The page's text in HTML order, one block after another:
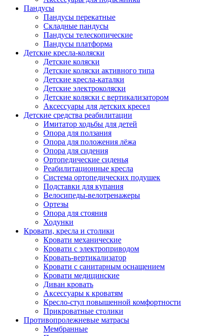
Пандусы
Пандусы перекатные
Складные пандусы
Пандусы телескопические
Пандусы платформа
Детские кресла-коляски
Детские коляски
Детские коляски активного типа
Детские кресла-каталки
Детские электроколяски
Детские коляски с вертикализатором
Аксессуары для детских кресел
Детские средства реабилитации
Имитатор ходьбы для детей
Опора для ползания
Опора для положения лёжа
Опора для сидения
Ортопедические сиденья
Реабилитационные кресла
Система ортопедических подушек
Подставки для купания
Велосипеды-велотренажеры
Ортезы
Опора для стояния
Ходунки
Кровати, кресла и столики
Кровати механические
Кровати с электроприводом
Кровать-вертикализатор
Кровати с санитарным оснащением
Кровати медицинские
Диван кровать
Аксессуары к кроватям
Кресло-стул повышенной комфортности
Прикроватные столики
Противопролежневые матрасы
Мембранные